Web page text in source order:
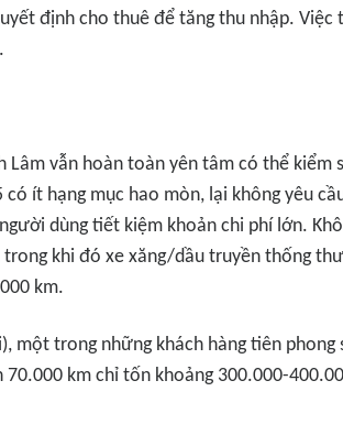
định cho thuê để tăng thu nhập. Việc
Lâm vẫn hoàn toàn yên tâm có thể kiểm
ít hạng mục hao mòn, lại không yêu
dùng tiết kiệm khoản chi phí lớn.
khi đó xe xăng/dầu truyền thống
km.
một trong những khách hàng tiên phong
km chỉ tốn khoảng 300.000-